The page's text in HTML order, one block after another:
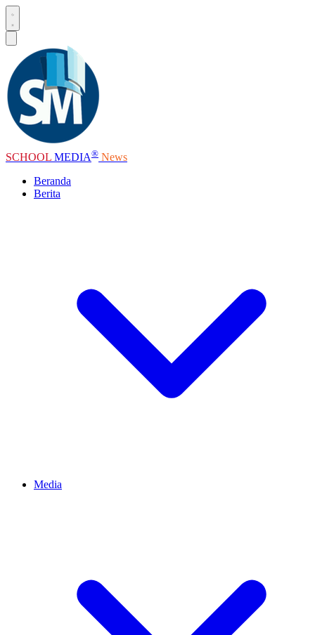
SCHOOL MEDIA® News
Beranda
Berita
Media